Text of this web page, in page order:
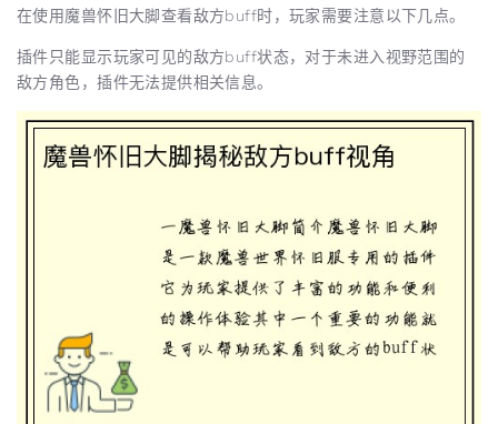
在使用魔兽怀旧大脚查看敌方buff时，玩家需要注意以下几点。
插件只能显示玩家可见的敌方buff状态，对于未进入视野范围的
敌方角色，插件无法提供相关信息。